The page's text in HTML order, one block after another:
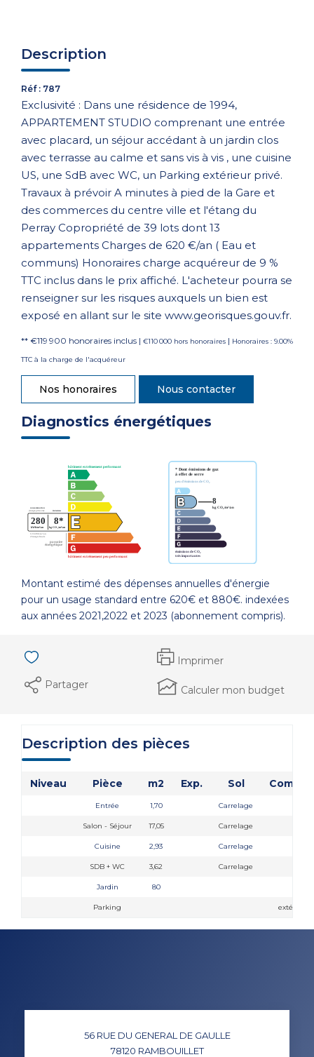
Description
Réf : 787
Exclusivité : Dans une résidence de 1994,
APPARTEMENT STUDIO comprenant une entrée
avec placard, un séjour accédant à un jardin clos
avec terrasse au calme et sans vis à vis , une cuisine
US, une SdB avec WC, un Parking extérieur privé.
Travaux à prévoir A minutes à pied de la Gare et
des commerces du centre ville et l'étang du
Perray Copropriété de 39 lots dont 13
appartements Charges de 620 €/an ( Eau et
communs) Honoraires charge acquéreur de 9 %
TTC inclus dans le prix affiché. L'acheteur pourra se
renseigner sur les risques auxquels un bien est
exposé en allant sur le site www.georisques.gouv.fr.
** €119 900 honoraires inclus | €110 000 hors honoraires | Honoraires : 9.00%
TTC à la charge de l'acquéreur
Nos honoraires Nous contacter
Diagnostics énergétiques
Montant estimé des dépenses annuelles d'énergie
pour un usage standard entre 620€ et 880€. indexées
aux années 2021,2022 et 2023 (abonnement compris).
Imprimer
Partager
Calculer mon budget
Description des pièces
Niveau Pièce m2 Exp. Sol
Entrée 1,70 Carrelage
Salon - Séjour 17,05 Carrelage
Cuisine 2,93 Carrelage
SDB + WC 3,62 Carrelage
Jardin 80
Parking extérieur
56 RUE DU GENERAL DE GAULLE
78120 RAMBOUILLET